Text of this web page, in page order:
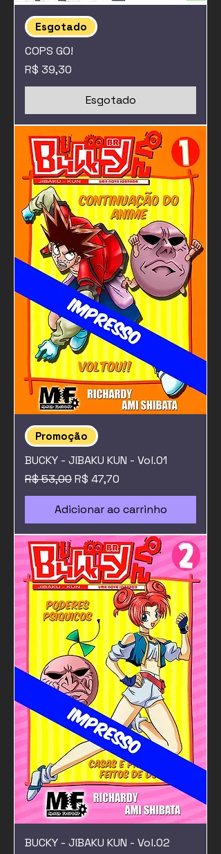
Esgotado
COPS GO!
Preço
R$ 39,30
Esgotado
Promoção
BUCKY - JIBAKU KUN - Vol.01
Preço normal
R$ 53,00Preço promocional
R$ 47,70
Adicionar ao carrinho
BUCKY - JIBAKU KUN - Vol.02